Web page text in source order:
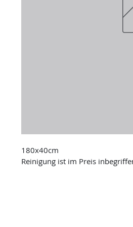
180x40cm
Reinigung ist im Preis